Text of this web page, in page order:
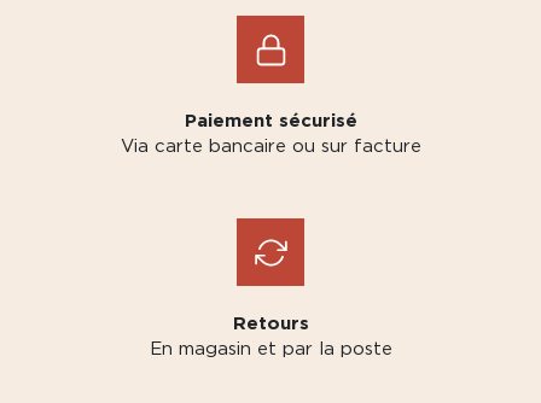
Paiement sécurisé
Via carte bancaire ou sur facture
Retours
En magasin et par la poste